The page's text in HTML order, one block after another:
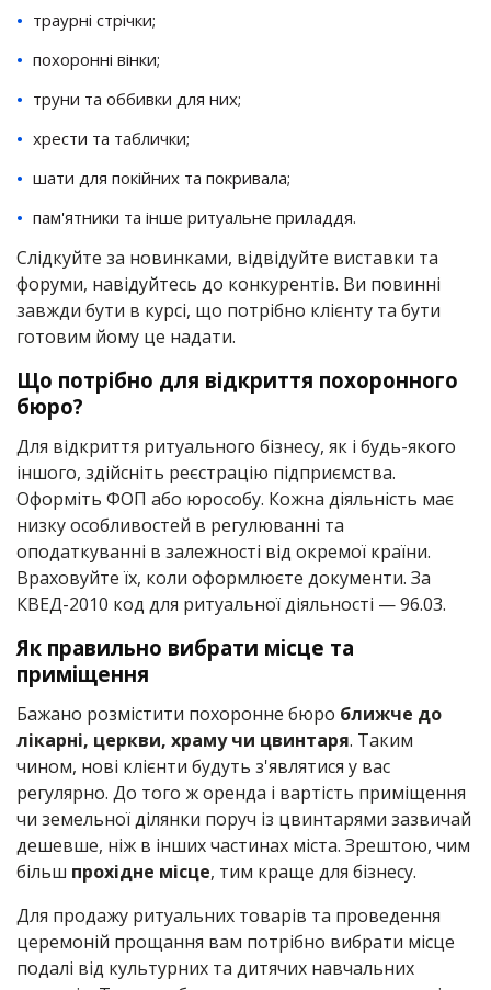
траурні стрічки;
похоронні вінки;
труни та оббивки для них;
хрести та таблички;
шати для покійних та покривала;
пам'ятники та інше ритуальне приладдя.
Слідкуйте за новинками, відвідуйте виставки та
форуми, навідуйтесь до конкурентів. Ви повинні
завжди бути в курсі, що потрібно клієнту та бути
готовим йому це надати.
Що потрібно для відкриття похоронного
бюро?
Для відкриття ритуального бізнесу, як і будь-якого
іншого, здійсніть реєстрацію підприємства.
Оформіть ФОП або юрособу. Кожна діяльність має
низку особливостей в регулюванні та
оподаткуванні в залежності від окремої країни.
Враховуйте їх, коли оформлюєте документи. За
КВЕД-2010 код для ритуальної діяльності — 96.03.
Як правильно вибрати місце та
приміщення
Бажано розмістити похоронне бюро ближче до
лікарні, церкви, храму чи цвинтаря. Таким
чином, нові клієнти будуть з'являтися у вас
регулярно. До того ж оренда і вартість приміщення
чи земельної ділянки поруч із цвинтарями зазвичай
дешевше, ніж в інших частинах міста. Зрештою, чим
більш прохідне місце, тим краще для бізнесу.
Для продажу ритуальних товарів та проведення
церемоній прощання вам потрібно вибрати місце
подалі від культурних та дитячих навчальних